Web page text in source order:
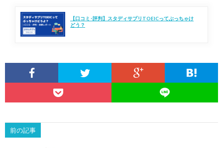
【口コミ･評判】スタディサプリTOEICってぶっちゃけ
どう？
前の記事